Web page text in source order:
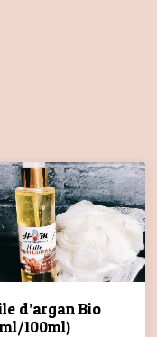
d’argan Bio
100ml)